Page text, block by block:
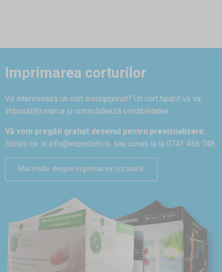
Imprimarea corturilor
Vă interesează un cort inscripționat? Un cort tipărit vă va
îmbunătăți marca și consolidează credibilitatea.
Vă vom pregăti gratuit desenul pentru previzualizare.
Scrieți-ne la info@expodom.ro, sau sunați la la 0741 456 746.
Mai multe despre imprimarea corturilor